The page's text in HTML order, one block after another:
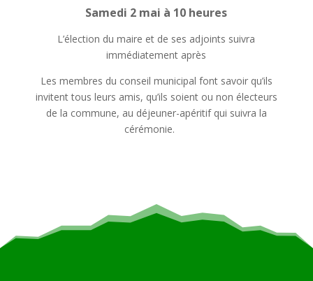
Samedi 2 mai à 10 heures
L’élection du maire et de ses adjoints suivra
immédiatement après
Les membres du conseil municipal font savoir qu’ils
invitent tous leurs amis, qu’ils soient ou non électeurs
de la commune, au déjeuner-apéritif qui suivra la
cérémonie.